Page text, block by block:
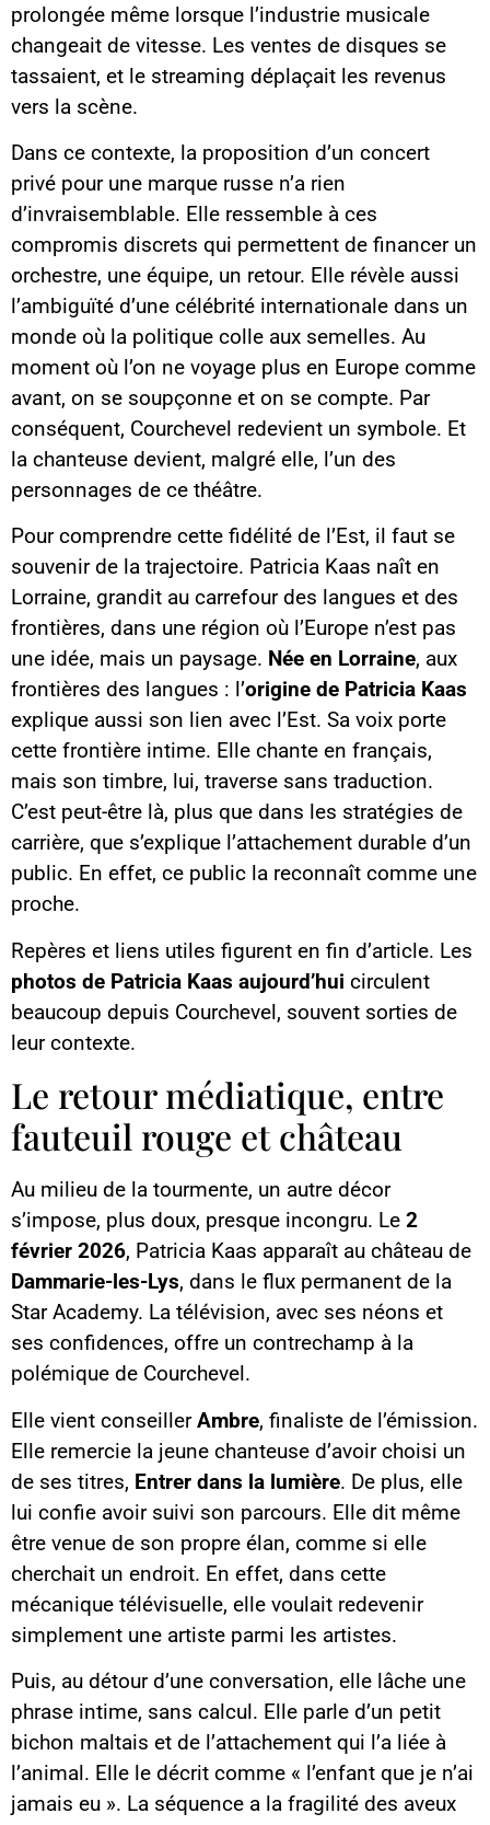
prolongée même lorsque l’industrie musicale
changeait de vitesse. Les ventes de disques se
tassaient, et le streaming déplaçait les revenus
vers la scène.
Dans ce contexte, la proposition d’un concert
privé pour une marque russe n’a rien
d’invraisemblable. Elle ressemble à ces
compromis discrets qui permettent de financer un
orchestre, une équipe, un retour. Elle révèle aussi
l’ambiguïté d’une célébrité internationale dans un
monde où la politique colle aux semelles. Au
moment où l’on ne voyage plus en Europe comme
avant, on se soupçonne et on se compte. Par
conséquent, Courchevel redevient un symbole. Et
la chanteuse devient, malgré elle, l’un des
personnages de ce théâtre.
Pour comprendre cette fidélité de l’Est, il faut se
souvenir de la trajectoire. Patricia Kaas naît en
Lorraine, grandit au carrefour des langues et des
frontières, dans une région où l’Europe n’est pas
une idée, mais un paysage. Née en Lorraine, aux
frontières des langues : l’origine de Patricia Kaas
explique aussi son lien avec l’Est. Sa voix porte
cette frontière intime. Elle chante en français,
mais son timbre, lui, traverse sans traduction.
C’est peut-être là, plus que dans les stratégies de
carrière, que s’explique l’attachement durable d’un
public. En effet, ce public la reconnaît comme une
proche.
Repères et liens utiles figurent en fin d’article. Les
photos de Patricia Kaas aujourd’hui circulent
beaucoup depuis Courchevel, souvent sorties de
leur contexte.
Le retour médiatique, entre
fauteuil rouge et château
Au milieu de la tourmente, un autre décor
s’impose, plus doux, presque incongru. Le 2
février 2026, Patricia Kaas apparaît au château de
Dammarie-les-Lys, dans le flux permanent de la
Star Academy. La télévision, avec ses néons et
ses confidences, offre un contrechamp à la
polémique de Courchevel.
Elle vient conseillerAmbre, finaliste de l’émission.
Elle remercie la jeune chanteuse d’avoir choisi un
de ses titres, Entrer dans la lumière. De plus, elle
lui confie avoir suivi son parcours. Elle dit même
être venue de son propre élan, comme si elle
cherchait un endroit. En effet, dans cette
mécanique télévisuelle, elle voulait redevenir
simplement une artiste parmi les artistes.
Puis, au détour d’une conversation, elle lâche une
phrase intime, sans calcul. Elle parle d’un petit
bichon maltais et de l’attachement qui l’a liée à
l’animal. Elle le décrit comme « l’enfant que je n’ai
jamais eu ». La séquence a la fragilité des aveux